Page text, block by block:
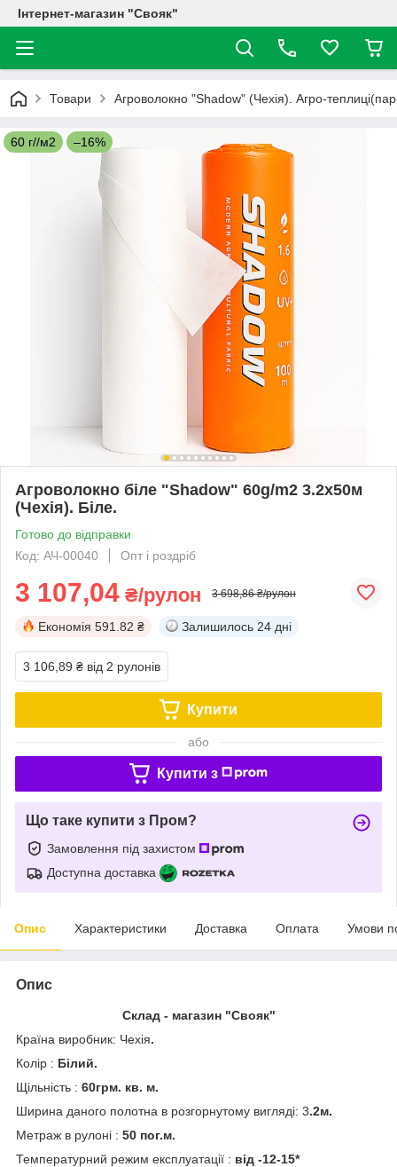
Інтернет-магазин "Свояк"
Товари Агроволокно "Shadow" (Чехія). Агро-
60 г//м2 –16%
Агроволокно біле "Shadow" 60g/m2 3.2х50м
(Чехія). Біле.
Готово до відправки
Код: АЧ-00040
Опт і роздріб
3 107,04 ₴/рулон 3 698,86 ₴/рулон
Економія 591.82 ₴ Залишилось 24 дні
3 106,89 ₴ від 2 рулонів
Купити
або
Купити з
Що таке купити з Пром?
Замовлення під захистом
Доступна доставка
Опис Характеристики Доставка Оплата Умови
Опис
Склад - магазин "Свояк"
Країна виробник: Чехія.
Колір : Білий.
Щільність : 60грм. кв. м.
Ширина даного полотна в розгорнутому вигляді: 3.2м.
Метраж в рулоні : 50 пог.м.
Температурний режим експлуатації : від -12-15*